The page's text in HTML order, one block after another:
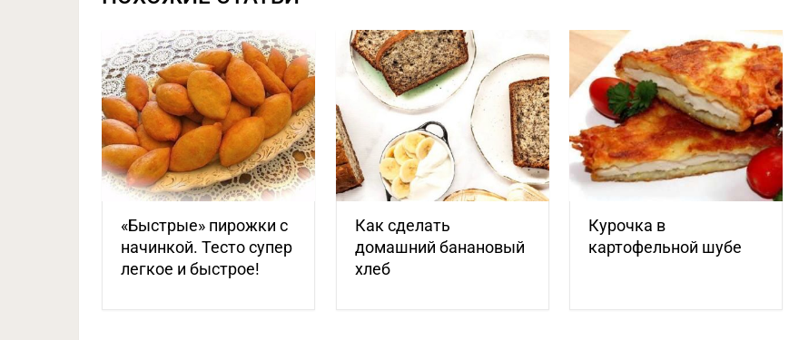
«Быстрые» пирожки с
начинкой. Тесто супер
легкое и быстрое!
Как сделать
домашний банановый
хлеб
Курочка в
картофельной шубе